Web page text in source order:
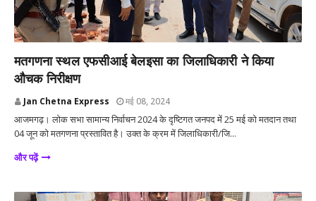
मतगणना स्थल एफसीआई बेलइसा का जिलाधिकारी ने किया
औचक निरीक्षण
Jan Chetna Express मई 08, 2024
आजमगढ़। लोक सभा सामान्य निर्वाचन 2024 के दृष्टिगत जनपद में 25 मई को मतदान तथा
04 जून को मतगणना प्रस्तावित है। उक्त के क्रम में जिलाधिकारी/जि...
और पढ़ें